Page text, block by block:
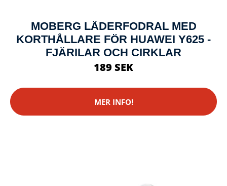
MOBERG LÄDERFODRAL MED
KORTHÅLLARE FÖR HUAWEI Y625 -
FJÄRILAR OCH CIRKLAR
189 SEK
MER INFO!